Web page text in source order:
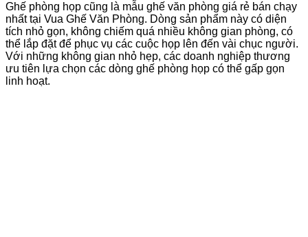
Ghế phòng họp cũng là mẫu ghế văn phòng giá rẻ bán chạy
nhất tại Vua Ghế Văn Phòng. Dòng sản phẩm này có diện
tích nhỏ gọn, không chiếm quá nhiều không gian phòng, có
thể lắp đặt để phục vụ các cuộc họp lên đến vài chục người.
Với những không gian nhỏ hẹp, các doanh nghiệp thương
ưu tiên lựa chọn các dòng ghế phòng họp có thể gấp gọn
linh hoạt.